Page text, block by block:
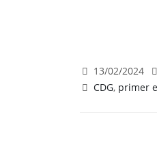
13/02/2024
CDG, primer